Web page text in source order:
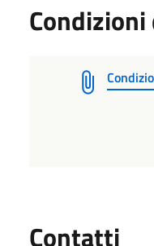
Contatti